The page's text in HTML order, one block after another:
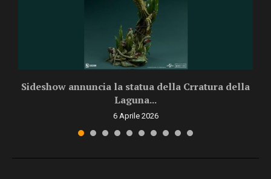
Sideshow annuncia la statua della Crratura della
Laguna...
6 Aprile 2026